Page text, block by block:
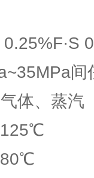
间
体、蒸汽